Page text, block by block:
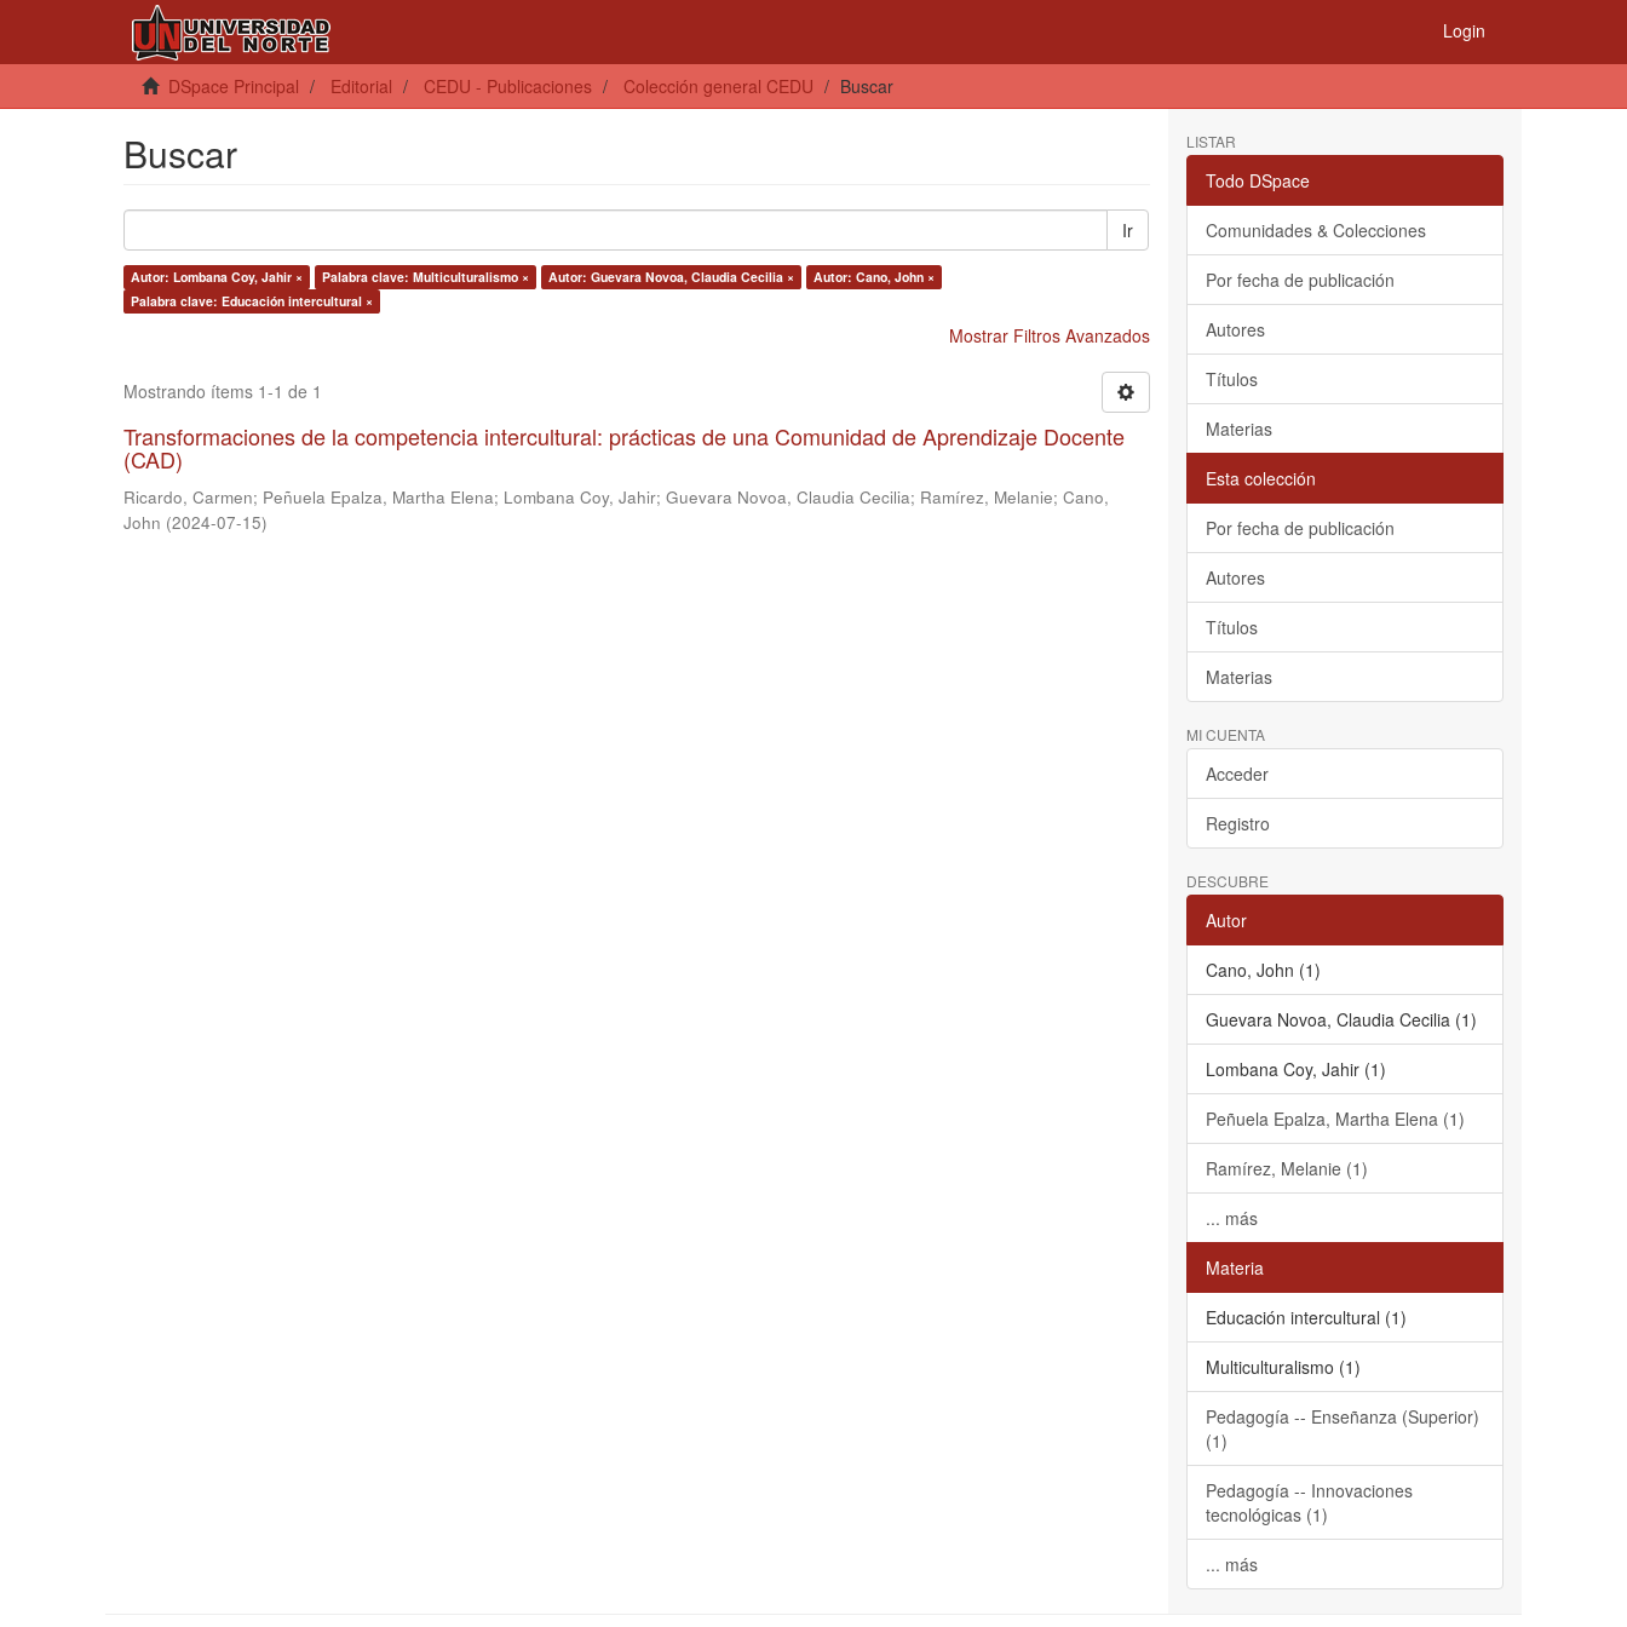
Login
DSpace Principal Editorial CEDU - Publicaciones Colección general CEDU Buscar
Buscar
Ir
Autor: Lombana Coy, Jahir × Palabra clave: Multiculturalismo × Autor: Guevara Novoa, Claudia Cecilia ×
Autor: Cano, John ×
Palabra clave: Educación intercultural ×
Mostrar Filtros Avanzados
Mostrando ítems 1-1 de 1
Transformaciones de la competencia intercultural: prácticas de una Comunidad de Aprendizaje Docente
(CAD)
Ricardo, Carmen; Peñuela Epalza, Martha Elena; Lombana Coy, Jahir; Guevara Novoa, Claudia Cecilia; Ramírez, Melanie; Cano,
John (2024-07-15)
LISTAR
Todo DSpace
Comunidades & Colecciones
Por fecha de publicación
Autores
Títulos
Materias
Esta colección
Por fecha de publicación
Autores
Títulos
Materias
MI CUENTA
Acceder
Registro
DESCUBRE
Autor
Cano, John (1)
Guevara Novoa, Claudia Cecilia (1)
Lombana Coy, Jahir (1)
Peñuela Epalza, Martha Elena (1)
Ramírez, Melanie (1)
... más
Materia
Educación intercultural (1)
Multiculturalismo (1)
Pedagogía -- Enseñanza (Superior)
(1)
Pedagogía -- Innovaciones
tecnológicas (1)
... más